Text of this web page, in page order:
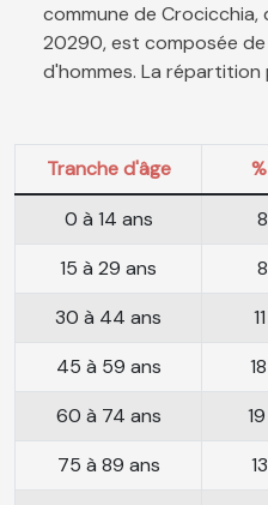
commune de
20290, est composée
d'hommes. La répartition
Tranche d'âge
0 à 14 ans
15 à 29 ans
30 à 44 ans
45 à 59 ans
60 à 74 ans
75 à 89 ans